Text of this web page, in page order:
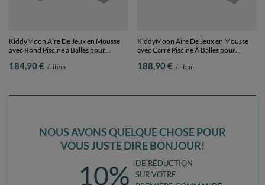
KiddyMoon Aire De Jeux en Mousse
avec Rond Piscine à Balles pour
jaune/vert/bleu/rouge/orange, Piscine
184,90 € / item
KiddyMoon Aire De Jeux en Mousse
avec Carré Piscine À Balles pour
jaune/vert/bleu/rouge/orange, Piscine
188,90 € / item
NOUS AVONS QUELQUE CHOSE POUR
VOUS JUSTE DIRE BONJOUR!
10%
DE RÉDUCTION
SUR VOTRE